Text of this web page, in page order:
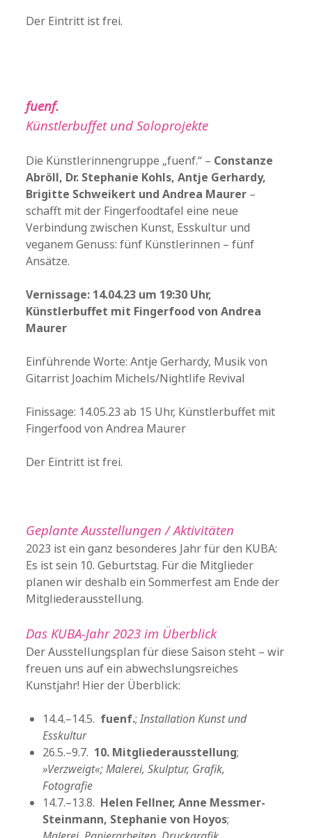
Der Eintritt ist frei.
fuenf.
Künstlerbuffet und Soloprojekte
Die Künstlerinnengruppe „fuenf.“ – Constanze
Abröll, Dr. Stephanie Kohls, Antje Gerhardy,
Brigitte Schweikert und Andrea Maurer –
schafft mit der Fingerfoodtafel eine neue
Verbindung zwischen Kunst, Esskultur und
veganem Genuss: fünf Künstlerinnen – fünf
Ansätze.
Vernissage: 14.04.23 um 19:30 Uhr,
Künstlerbuffet mit Fingerfood von Andrea
Maurer
Einführende Worte: Antje Gerhardy, Musik von
Gitarrist Joachim Michels/Nightlife Revival
Finissage: 14.05.23 ab 15 Uhr, Künstlerbuffet mit
Fingerfood von Andrea Maurer
Der Eintritt ist frei.
Geplante Ausstellungen / Aktivitäten
2023 ist ein ganz besonderes Jahr für den KUBA:
Es ist sein 10. Geburtstag. Für die Mitglieder
planen wir deshalb ein Sommerfest am Ende der
Mitgliederausstellung.
Das KUBA-Jahr 2023 im Überblick
Der Ausstellungsplan für diese Saison steht – wir
freuen uns auf ein abwechslungsreiches
Kunstjahr! Hier der Überblick:
14.4.–14.5. fuenf.;Installation Kunst und
Esskultur
26.5.–9.7. 10. Mitgliederausstellung;
»Verzweigt«; Malerei, Skulptur, Grafik,
Fotografie
14.7.–13.8. Helen Fellner, Anne Messmer-
Steinmann, Stephanie von Hoyos;